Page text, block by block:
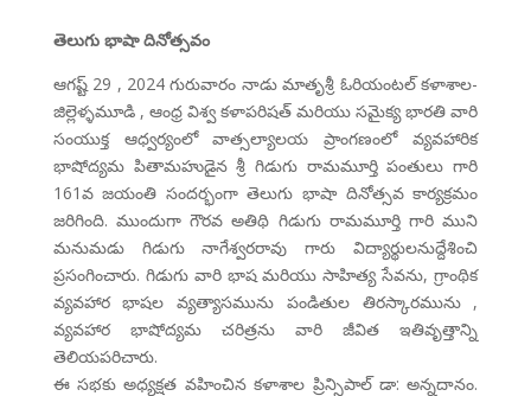
తెలుగు భాషా దినోత్సవం
ఆగష్ట్ 29 , 2024 గురువారం నాడు మాతృశ్రీ ఓరియంటల్ కళాశాల-
జిల్లెళ్ళమూడి , ఆంధ్ర విశ్వ కళాపరిషత్ మరియు సమైక్య భారతి వారి
సంయుక్త ఆధ్వర్యంలో వాత్సల్యాలయ ప్రాంగణంలో వ్యవహారిక
భాషోద్యమ పితామహుడైన శ్రీ గిడుగు రామమూర్తి పంతులు గారి
161వ జయంతి సందర్భంగా తెలుగు భాషా దినోత్సవ కార్యక్రమం
జరిగింది. ముందుగా గౌరవ అతిథి గిడుగు రామమూర్తి గారి ముని
మనుమడు గిడుగు నాగేశ్వరరావు గారు విద్యార్థులనుద్దేశించి
ప్రసంగించారు. గిడుగు వారి భాష మరియు సాహిత్య సేవను, గ్రాంథిక
వ్యవహార భాషల వ్యత్యాసమును పండితుల తిరస్కారమును ,
వ్యవహార భాషోద్యమ చరిత్రను వారి జీవిత ఇతివృత్తాన్ని
తెలియపరిచారు.
ఈ సభకు అధ్యక్షత వహించిన కళాశాల ప్రిన్సిపాల్ డా: అన్నదానం.